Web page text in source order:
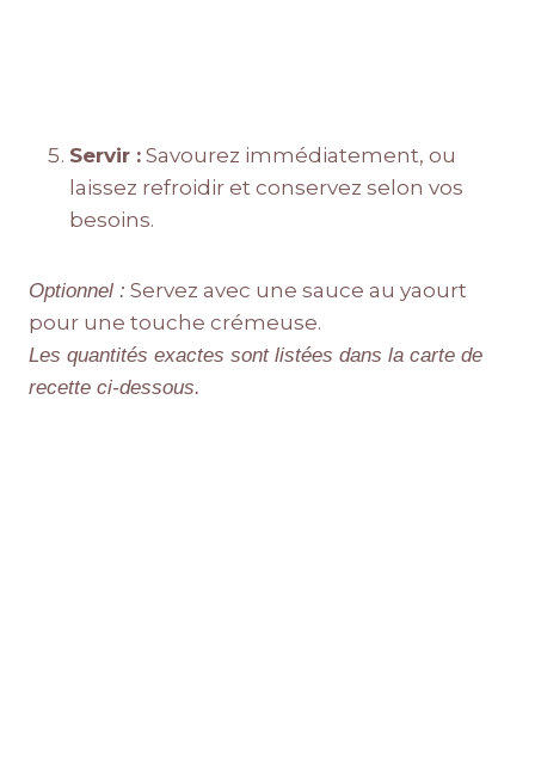
Servir : Savourez immédiatement, ou
laissez refroidir et conservez selon vos
besoins.
Optionnel : Servez avec une sauce au yaourt
pour une touche crémeuse.
Les quantités exactes sont listées dans la carte de
recette ci-dessous.